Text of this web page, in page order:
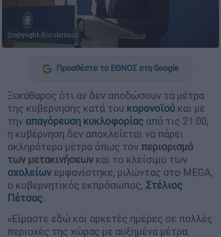
(copyright: Eurokinissi)
Προσθέστε το ΕΘΝΟΣ στη Google
Ξεκάθαρος ότι αν δεν αποδώσουν τα μέτρα
της κυβέρνησης κατά του κορονοϊού και με
την απαγόρευση κυκλοφορίας από τις 21:00,
η κυβέρνηση δεν αποκλείεται να πάρει
σκληρότερα μέτρα όπως τον περιορισμό
των μετακινήσεων και το κλείσιμο των
σχολείωνεμφανίστηκε, μιλώντας στο MEGA,
ο κυβερνητικός εκπρόσωπος, Στέλιος
Πέτσας.
«Είμαστε εδώ και αρκετές ημέρες σε πολλές
περιοχές της χώρας με αυξημένα μέτρα.